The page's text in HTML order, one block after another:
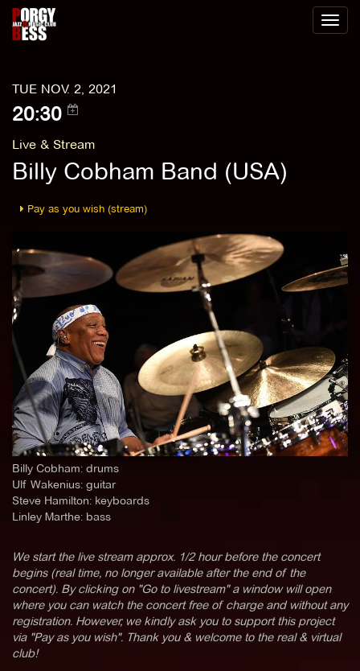
Toggle
TUE NOV. 2, 2021
20:30
Live & Stream
Billy Cobham Band (USA)
Pay as you wish (stream)
Billy Cobham: drums
Ulf Wakenius: guitar
Steve Hamilton: keyboards
Linley Marthe: bass
We start the live stream approx. 1/2 hour before the concert
begins (real time, no longer available after the end of the
concert). By clicking on "Go to livestream" a window will open
where you can watch the concert free of charge and without any
registration. However, we kindly ask you to support this project
via "Pay as you wish". Thank you & welcome to the real & virtual
club!